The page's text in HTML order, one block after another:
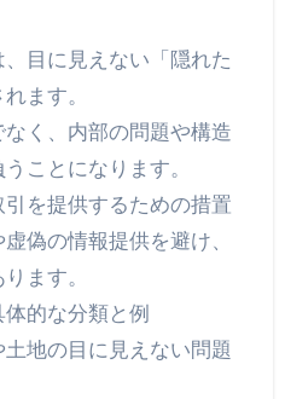
目に見えない「隠れた
ます。
く、内部の問題や構造
ことになります。
を提供するための措置
偽の情報提供を避け、
ます。
的な分類と例
地の目に見えない問題